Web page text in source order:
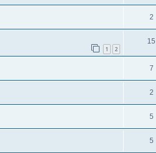
2
1 2
15
7
2
5
5